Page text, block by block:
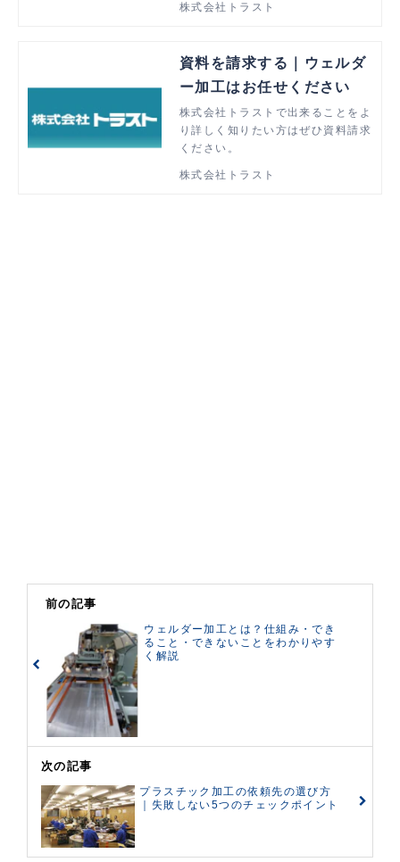
でお悩みの方はぜひお気軽にご相談
株式会社トラスト
資料を請求する｜ウェルダ
ー加工はお任せください
株式会社トラストで出来ることをよ
り詳しく知りたい方はぜひ資料請求
ください。
株式会社トラスト
前の記事
ウェルダー加工とは？仕組み・でき
ること・できないことをわかりやす
く解説
次の記事
プラスチック加工の依頼先の選び方
｜失敗しない5つのチェックポイント